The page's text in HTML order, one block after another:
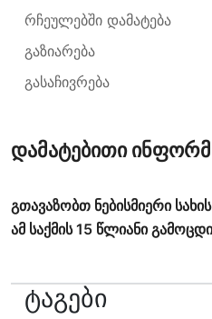
რჩეულებში დამატება
გაზიარება
გასაჩივრება
Დამატებითი
გთავაზობთ ნებისმიერი
ამ საქმის 15 წლიანი
Ტაგები